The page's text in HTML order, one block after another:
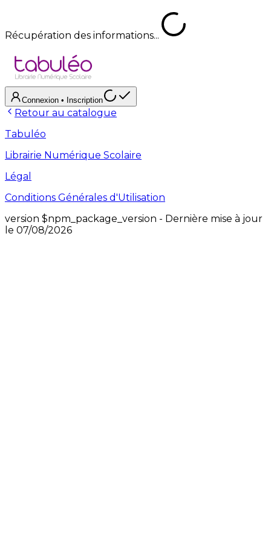
Récupération des informations...
Connexion • Inscription
Retour au catalogue
Tabuléo
Librairie Numérique Scolaire
Légal
Conditions Générales d'Utilisation
version $npm_package_version - Dernière mise à jour
le 07/08/2026